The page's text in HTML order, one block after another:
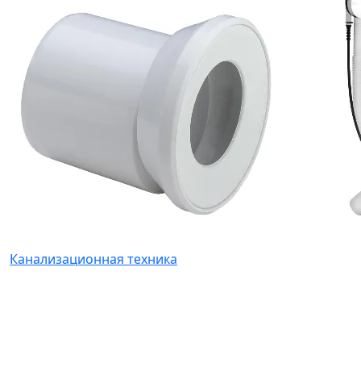
Канализационная техника